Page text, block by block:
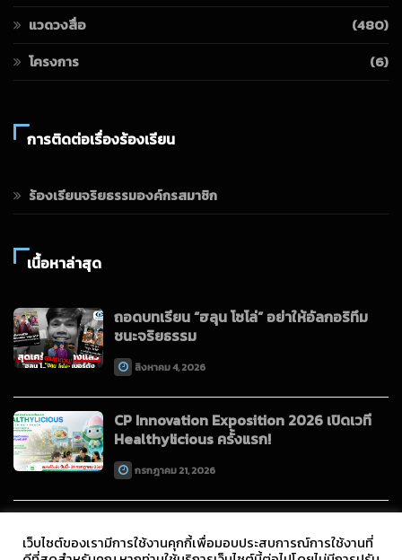
แวดวงสื่อ
(480)
โครงการ
(6)
การติดต่อเรื่องร้องเรียน
ร้องเรียนจริยธรรมองค์กรสมาชิก
เนื้อหาล่าสุด
ถอดบทเรียน “ฮลุน โซโล่” อย่าให้อัลกอริทึม
ชนะจริยธรรม
สิงหาคม 4, 2026
CP Innovation Exposition 2026 เปิดเวที
Healthylicious ครั้งแรก!
กรกฎาคม 21, 2026
เว็บไซต์ของเรามีการใช้งานคุกกี้เพื่อมอบประสบการณ์การใช้งานที่